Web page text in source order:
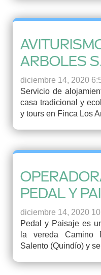
ARBOLES
diciembre 14, 2020
Servicio de
casa tradicional y
y tours en Finca Los
PEDAL Y
diciembre 14, 2020
Pedal y Paisaje es
la vereda Camino
Salento (Quindío) y